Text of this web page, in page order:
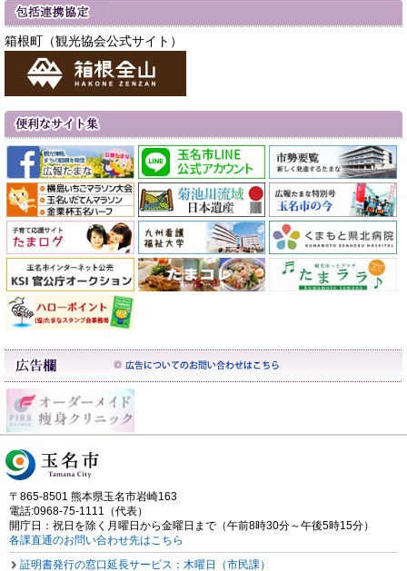
箱根町（観光協会公式サイト）
〒865-8501 熊本県玉名市岩崎163
電話:0968-75-1111（代表）
開庁日：祝日を除く月曜日から金曜日まで（午前8時30分～午後5時15分）
各課直通のお問い合わせ先はこちら
証明書発行の窓口延長サービス：木曜日（市民課）